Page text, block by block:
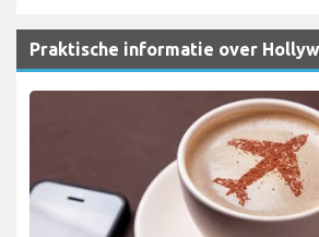
Praktische informatie over